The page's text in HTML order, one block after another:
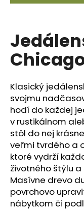
Klasický
svojmu
hodí do každej
v rustikálnom
stôl do nej
veľmi tvrdého a
ktoré vydrží
životného štýlu
Masívne drevo
povrchovo
nábytkom či
O
d
p
r
ú
č
a
m
e